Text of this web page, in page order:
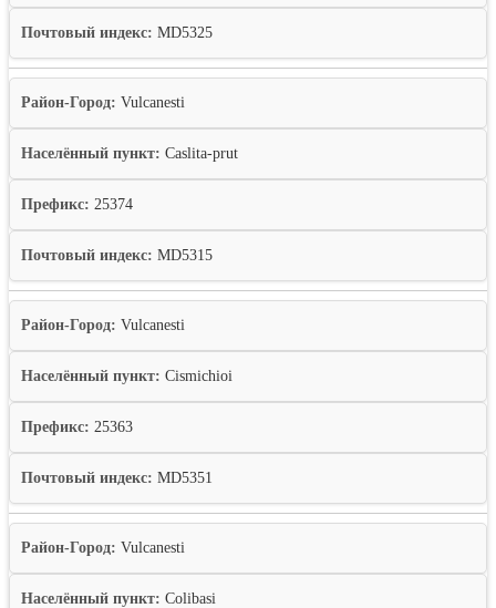
Почтовый индекс: MD5325
Район-Город: Vulcanesti
Населённый пункт: Caslita-prut
Префикс: 25374
Почтовый индекс: MD5315
Район-Город: Vulcanesti
Населённый пункт: Cismichioi
Префикс: 25363
Почтовый индекс: MD5351
Район-Город: Vulcanesti
Населённый пункт: Colibasi